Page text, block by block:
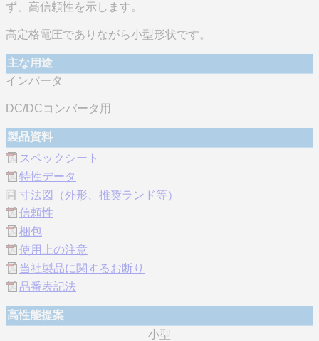
ず、高信頼性を示します。
高定格電圧でありながら小型形状です。
主な用途
インバータ
DC/DCコンバータ用
製品資料
スペックシート
特性データ
寸法図（外形、推奨ランド等）
信頼性
梱包
使用上の注意
当社製品に関するお断り
品番表記法
高性能提案
小型